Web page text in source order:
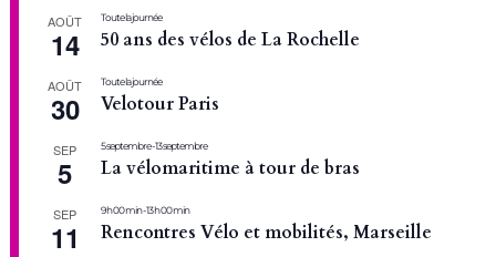
AOÛT
14
Toute la journée
50 ans des vélos de La Rochelle
AOÛT
30
Toute la journée
Velotour Paris
SEP
5
5 septembre-13 septembre
La vélomaritime à tour de bras
SEP
11
9 h 00 min-13 h 00 min
Rencontres Vélo et mobilités, Marseille